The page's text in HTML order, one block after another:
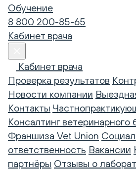
Обучение
8 800 200-85-65
Кабинет врача
Кабинет врача
Проверка результатов
Новости компании
Контакты
Консалтинг ветеринарного
Франшиза Vet Union
ответственность Вакансии
партнёры Отзывы о